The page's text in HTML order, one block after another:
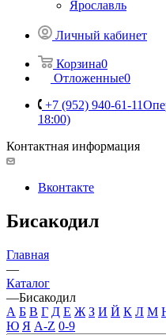
Ярославль
Личный кабинет
Корзина0
Отложенные0
+7 (952) 940-61-11
18:00)
Контактная информация
Вконтакте
Бисакодил
Главная
—
Каталог
—Бисакодил
А Б В Г Д Е Ж З И Й К Л М
Ю Я A-Z 0-9